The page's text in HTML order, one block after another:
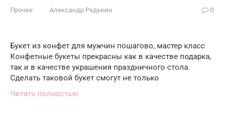
Прочее Александр Редькин 0
Букет из конфет для мужчин пошагово, мастер класс
Конфетные букеты прекрасны как в качестве подарка,
так и в качестве украшения праздничного стола.
Сделать таковой букет смогут не только
Читать полностью